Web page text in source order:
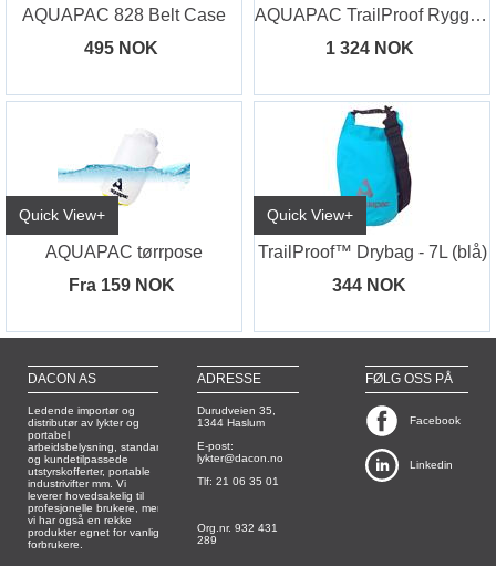
AQUAPAC 828 Belt Case
495 NOK
AQUAPAC TrailProof Ryggsekk 28 liter
1 324 NOK
Quick View+
AQUAPAC tørrpose
Fra 159 NOK
Quick View+
TrailProof™ Drybag - 7L (blå)
344 NOK
DACON AS
Ledende importør og
distributør av lykter og
portabel
arbeidsbelysning, standard
og kundetilpassede
utstyrskofferter, portable
industrivifter mm. Vi
leverer hovedsakelig til
profesjonelle brukere, men
vi har også en rekke
produkter egnet for vanlige
forbrukere.
ADRESSE
Durudveien 35,
1344 Haslum
E-post:
lykter@dacon.no
Tlf: 21 06 35 01
Org.nr. 932 431
289
FØLG OSS PÅ
Facebook
Linkedin